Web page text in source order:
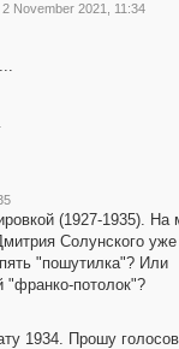
November 2021, 11:34
(1927-1935). На
Солунского уже
"пошутилка"? Или
"франко-потолок"?
1934. Прошу